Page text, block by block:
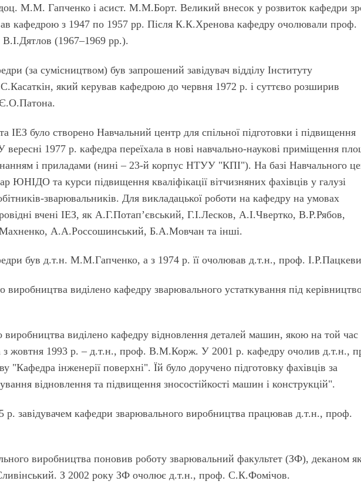
М.М. Гапченко і асист. М.М.Борт. Великий внесок у розвиток кафедри
кафедрою з 1947 по 1957 рр. Після К.К.Хренова кафедру очолювали проф.
(1967–1969 рр.).
(за сумісництвом) був запрошений завідувач відділу Інституту
який керував кафедрою до червня 1972 р. і суттєво розширив
ІЕЗ було створено Навчальний центр для спільної підготовки і підвищення
У вересні 1977 р. кафедра переїхала в нові навчально-наукові приміщення
і приладами (нині – 23-й корпус НТУУ "КПІ"). На базі Навчального
ЮНІДО та курси підвищення кваліфікації вітчизняних фахівців у галузі
зварювальників. Для викладацької роботи на кафедру на умовах
вчені ІЕЗ, як А.Г.Потап’євський, Г.І.Лесков, А.І.Чвертко, В.Р.Рябов,
А.А.Россошинський, Б.А.Мовчан та інші.
був д.т.н. М.М.Гапченко, а з 1974 р. її очолював д.т.н., проф.
виділено кафедру зварювального устаткування під
виділено кафедру відновлення деталей машин, якою на той час
з жовтня 1993 р. – д.т.н., проф. В.М.Корж. У 2001 р. кафедру очолив д.т.н.,
"Кафедра інженерії поверхні". Їй було доручено підготовку фахівців за
відновлення та підвищення зносостійкості машин і конструкцій".
р. завідувачем кафедри зварювального виробництва працював д.т.н., проф.
виробництва поновив роботу зварювальний факультет (ЗФ), деканом
З 2002 року ЗФ очолює д.т.н., проф. С.К.Фомічов.